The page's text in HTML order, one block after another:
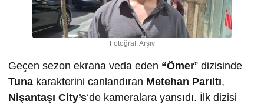
Fotoğraf: Arşiv
Geçen sezon ekrana veda eden “Ömer” dizisinde
Tuna karakterini canlandıran Metehan Parıltı,
Nişantaşı City’s‘de kameralara yansıdı. İlk dizisi